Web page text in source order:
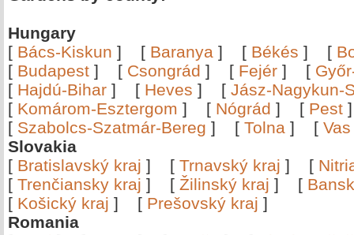
Hungary
[ Bács-Kiskun ] [ Baranya ] [ Békés ] [
[ Budapest ] [ Csongrád ] [ Fejér ] [
[ Hajdú-Bihar ] [ Heves ] [ Jász-Nagykun-
[ Komárom-Esztergom ] [ Nógrád ] [ Pest
[ Szabolcs-Szatmár-Bereg ] [ Tolna ] [ Vas
Slovakia
[ Bratislavský kraj ] [ Trnavský kraj ] [
[ Trenčiansky kraj ] [ Žilinský kraj ] [
[ Košický kraj ] [ Prešovský kraj ]
Romania